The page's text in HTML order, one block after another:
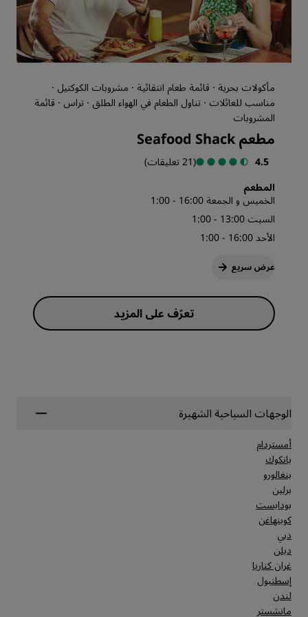
مأكولات بحرية · قائمة طعام انتقائية · مشروبات الكوكتيل ·
مناسب للعائلات · تناول الطعام في الهواء الطلق · تراس · قائمة
المشروبات
مطعم Seafood Shack
4.5
(21 تعليقات)
المطعم
الخميس و الجمعة 16:00 - 1:00
السبت 13:00 - 1:00
الأحد 16:00 - 1:00
عرض سريع
تعرّف على المزيد
الوجهات السياحية الشهيرة
أمستردام
بانكوك
بنغالورو
برلين
بودابست
كوبنهاغن
دبي
دبلن
غران كناريا
إسطنبول
لندن
مانشستر